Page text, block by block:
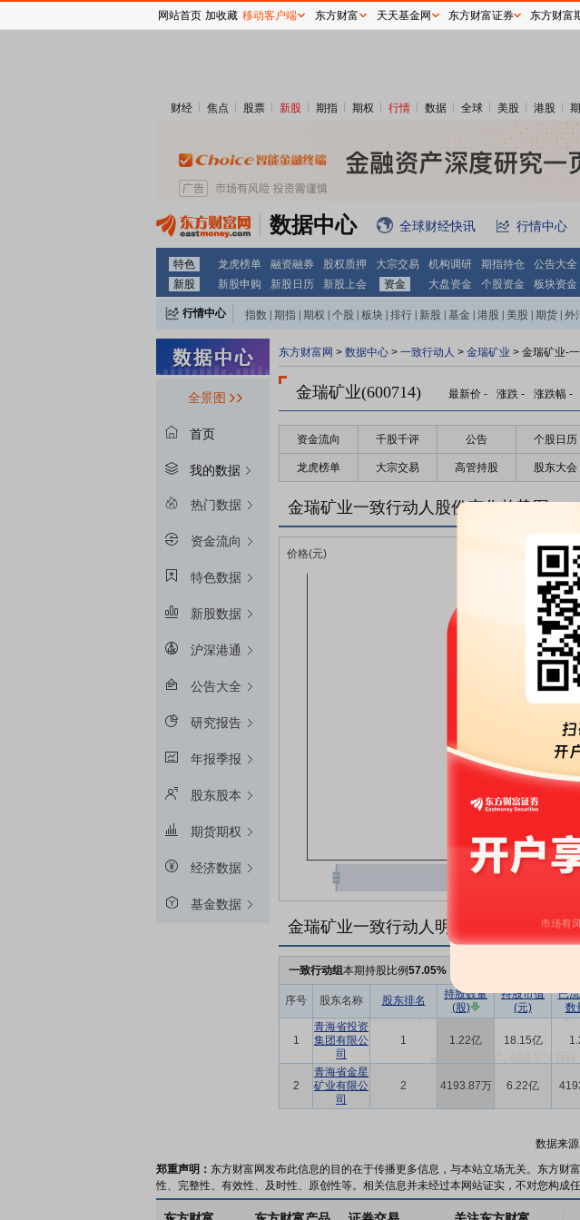
财经 焦点 股票 新股 期指 期权 行情 数据 全球 美股 港股
数据中心 全球财经快讯 行情中心
特色 龙虎榜单 融资融券 股权质押 大宗交易 机构调研 期指持仓 公告大全
新股
新股申购 新股日历 新股上会 资金 大盘资金 个股资金 板块资金
行情中心 指数 期指 期权 个股 板块 排行 新股 基金 港股 美股 期货 外
全景图
首页
我的数据
热门数据
资金流向
特色数据
新股数据
沪深港通
公告大全
研究报告
年报季报
股东股本
期货期权
经济数据
基金数据
东方财富网 > 数据中心 > 一致行动人 > 金瑞矿业 > 金瑞矿业-
金瑞矿业(600714) 最新价 - 涨跌 - 涨跌幅 -
资金流向 千股千评 公告 个股日历
龙虎榜单 大宗交易 高管持股 股东大会
金瑞矿业一致行动人股份变化趋势图
金瑞矿业一致行动人明细
一致行动组本期持股比例57.05%
序号 股东名称 股东排名
持股数量
(股)
持股市值
(元)
已
数
1
青海省投资
集团有限公
司
1 1.22亿 18.15亿
2
青海省金星
矿业有限公
司
2 4193.87万 6.22亿
数据来源
郑重声明： 东方财富网发布此信息的目的在于传播更多信息，与本站立场无关。东方
性、完整性、有效性、及时性、原创性等。相关信息并未经过本网站证实，不对您构成
网站首页 加收藏 移动客户端 东方财富 天天基金网 东方财富证券 东方财富